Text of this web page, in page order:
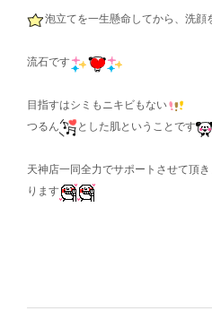
泡立てを一生懸命してから、洗顔
流石です
目指すはシミもニキビもない
つるん
とした肌ということです
天神店一同全力でサポートさせて頂き
ります